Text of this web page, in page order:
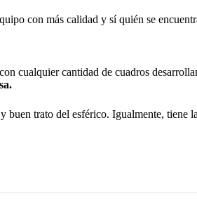
con más calidad y sí quién se
cualquier cantidad de cuadros
trato del esférico. Igualmente, tiene